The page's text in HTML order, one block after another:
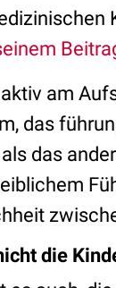
am
das
das
die